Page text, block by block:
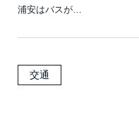
浦安はバスが…
交通